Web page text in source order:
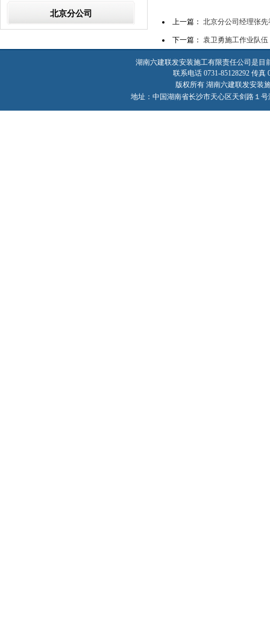
北京分公司
上一篇： 北京分公司经理张先
下一篇： 袁卫勇施工作业队伍
湖南六建联发安装施工有限责任公司是
联系电话 0731-85128292 传真
版权所有 湖南六建联发安装
地址：中国湖南省长沙市天心区天剑路１号